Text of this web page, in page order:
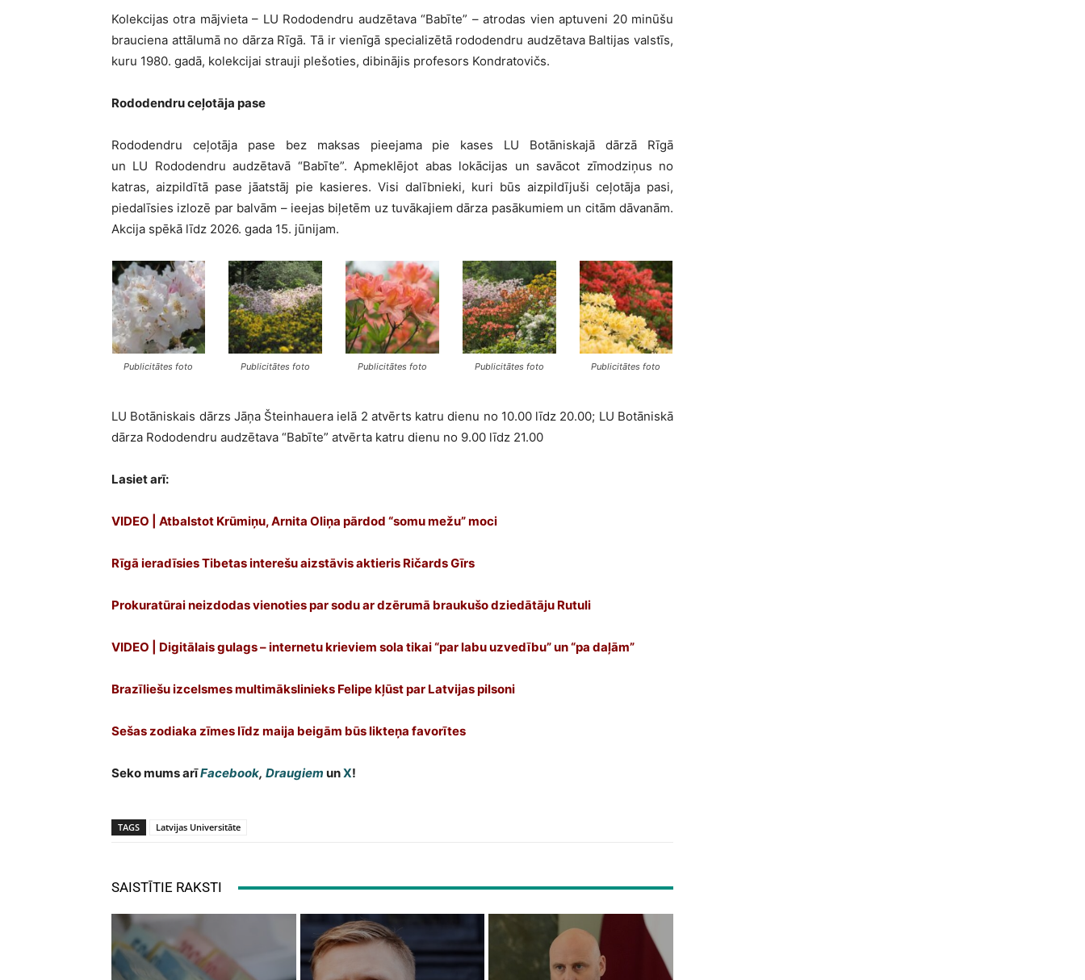
Kolekcijas otra mājvieta – LU Rododendru audzētava “Babīte” – atrodas vien aptuveni 20 minūšu
brauciena attālumā no dārza Rīgā. Tā ir vienīgā specializētā rododendru audzētava Baltijas valstīs,
kuru 1980. gadā, kolekcijai strauji plešoties, dibinājis profesors Kondratovičs.
Rododendru ceļotāja pase
Rododendru ceļotāja pase bez maksas pieejama pie kases LU Botāniskajā dārzā Rīgā
un LU Rododendru audzētavā “Babīte”. Apmeklējot abas lokācijas un savācot zīmodziņus no
katras, aizpildītā pase jāatstāj pie kasieres. Visi dalībnieki, kuri būs aizpildījuši ceļotāja pasi,
piedalīsies izlozē par balvām – ieejas biļetēm uz tuvākajiem dārza pasākumiem un citām dāvanām.
Akcija spēkā līdz 2026. gada 15. jūnijam.
Publicitātes foto Publicitātes foto Publicitātes foto Publicitātes foto Publicitātes foto
LU Botāniskais dārzs Jāņa Šteinhauera ielā 2 atvērts katru dienu no 10.00 līdz 20.00; LU Botāniskā
dārza Rododendru audzētava “Babīte” atvērta katru dienu no 9.00 līdz 21.00
Lasiet arī:
VIDEO | Atbalstot Krūmiņu, Arnita Oliņa pārdod “somu mežu” moci
Rīgā ieradīsies Tibetas interešu aizstāvis aktieris Ričards Gīrs
Prokuratūrai neizdodas vienoties par sodu ar dzērumā braukušo dziedātāju Rutuli
VIDEO | Digitālais gulags – internetu krieviem sola tikai “par labu uzvedību” un “pa daļām”
Brazīliešu izcelsmes multimākslinieks Felipe kļūst par Latvijas pilsoni
Sešas zodiaka zīmes līdz maija beigām būs likteņa favorītes
Seko mums arīFacebook, Draugiem unX!
TAGS Latvijas Universitāte
SAISTĪTIE RAKSTI